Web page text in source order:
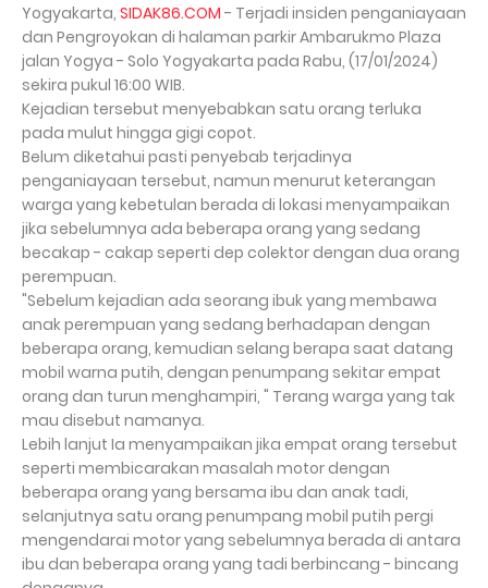
Yogyakarta, SIDAK86.COM - Terjadi insiden penganiayaan
dan Pengroyokan di halaman parkir Ambarukmo Plaza
jalan Yogya - Solo Yogyakarta pada Rabu, (17/01/2024)
sekira pukul 16:00 WIB.
Kejadian tersebut menyebabkan satu orang terluka
pada mulut hingga gigi copot.
Belum diketahui pasti penyebab terjadinya
penganiayaan tersebut, namun menurut keterangan
warga yang kebetulan berada di lokasi menyampaikan
jika sebelumnya ada beberapa orang yang sedang
becakap - cakap seperti dep colektor dengan dua orang
perempuan.
"Sebelum kejadian ada seorang ibuk yang membawa
anak perempuan yang sedang berhadapan dengan
beberapa orang, kemudian selang berapa saat datang
mobil warna putih, dengan penumpang sekitar empat
orang dan turun menghampiri, " Terang warga yang tak
mau disebut namanya.
Lebih lanjut Ia menyampaikan jika empat orang tersebut
seperti membicarakan masalah motor dengan
beberapa orang yang bersama ibu dan anak tadi,
selanjutnya satu orang penumpang mobil putih pergi
mengendarai motor yang sebelumnya berada di antara
ibu dan beberapa orang yang tadi berbincang - bincang